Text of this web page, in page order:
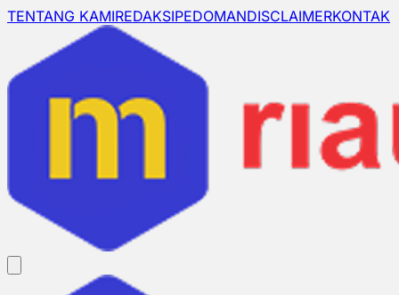
TENTANG KAMIREDAKSIPEDOMANDISCLAIMERKONTAK